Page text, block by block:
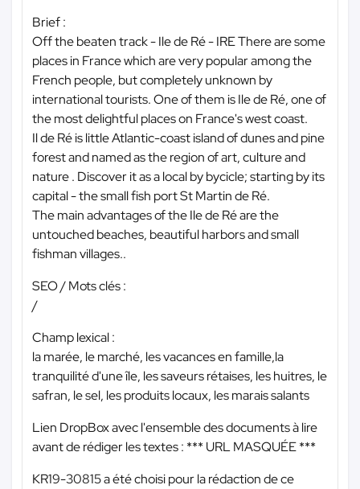
Brief :
Off the beaten track - Ile de Ré - IRE There are some
places in France which are very popular among the
French people, but completely unknown by
international tourists. One of them is Ile de Ré, one of
the most delightful places on France's west coast.
Il de Ré is little Atlantic-coast island of dunes and pine
forest and named as the region of art, culture and
nature . Discover it as a local by bycicle; starting by its
capital - the small fish port St Martin de Ré.
The main advantages of the Ile de Ré are the
untouched beaches, beautiful harbors and small
fishman villages..
SEO / Mots clés :
/
Champ lexical :
la marée, le marché, les vacances en famille,la
tranquilité d'une île, les saveurs rétaises, les huitres, le
safran, le sel, les produits locaux, les marais salants
Lien DropBox avec l'ensemble des documents à lire
avant de rédiger les textes : *** URL MASQUÉE ***
KR19-30815 a été choisi pour la rédaction de ce